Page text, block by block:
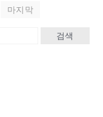
마지막
검색